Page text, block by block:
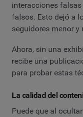
interacciones
falsos. Esto dejó a
seguidores menor
Ahora, sin una
recibe una
para probar estas
La calidad del
Puede que al